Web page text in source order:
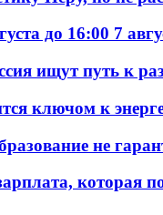
до 16:00 7
ищут путь к
ключом к
не
которая